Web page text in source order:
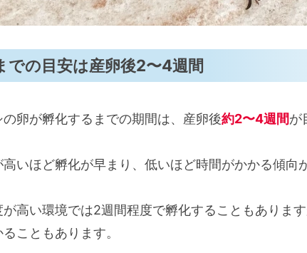
での目安は産卵後2〜4週間
の卵が孵化するまでの期間は、産卵後約2〜4週間が
いほど孵化が早まり、低いほど時間がかかる傾向
が高い環境では2週間程度で孵化することもありま
こともあります。